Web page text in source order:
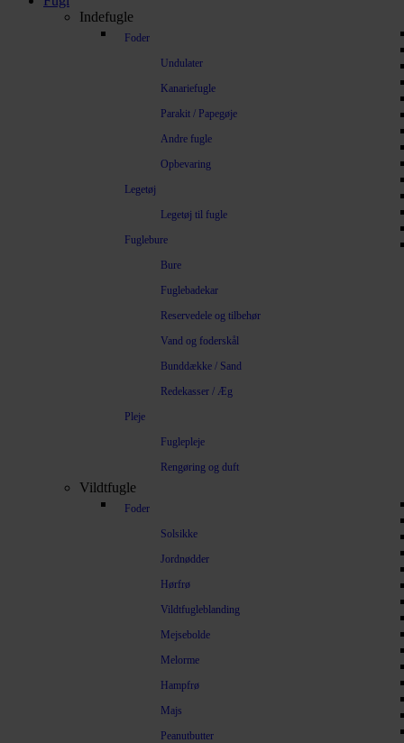
Indefugle
Foder
Undulater
Kanariefugle
Parakit / Papegøje
Andre fugle
Opbevaring
Legetøj
Legetøj til fugle
Fuglebure
Bure
Fuglebadekar
Reservedele og tilbehør
Vand og foderskål
Bunddække / Sand
Redekasser / Æg
Pleje
Fuglepleje
Rengøring og duft
Vildtfugle
Foder
Solsikke
Jordnødder
Hørfrø
Vildtfugleblanding
Mejsebolde
Melorme
Hampfrø
Majs
Peanutbutter